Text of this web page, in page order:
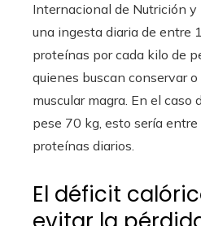
Internacional de Nutrición y
una ingesta diaria de entre
proteínas por cada kilo de
quienes buscan conservar
muscular magra. En el caso
pese 70 kg, esto sería
proteínas diarios.
El déficit